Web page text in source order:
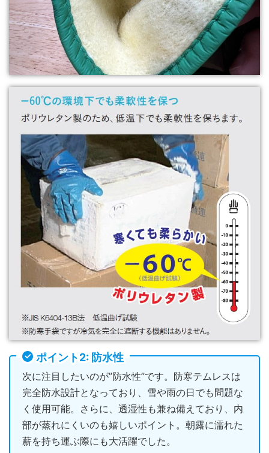
ポイント2: 防水性
次に注目したいのが”防水性”です。防寒テムレスは
完全防水設計となっており、雪や雨の日でも問題な
く使用可能。さらに、透湿性も兼ね備えており、内
部が蒸れにくいのも嬉しいポイント。朝露に濡れた
薪を持ち運ぶ際にも大活躍でした。